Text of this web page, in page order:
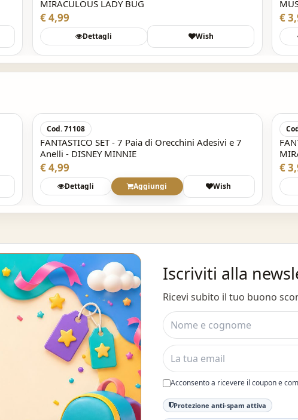
MIRACULOUS LADY BUG
€ 4,99
Dettagli Wish
€
Cod. 71108
FANTASTICO SET - 7 Paia di Orecchini Adesivi e 7
Anelli - DISNEY MINNIE
€ 4,99
Dettagli Aggiungi Wish
€
Iscriviti alla
Ricevi subito il tuo buono
Acconsento a ricevere il coupon e
Protezione anti-spam attiva